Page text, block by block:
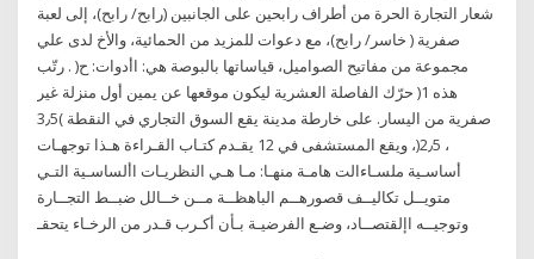
شعار التجارة الحرة من أطراف رابحين على الجانبين (رابح/ رابح)، إلى لعبة
صفرية ( خاسر/ رابح)، مع دعوات للمزيد من الحمائية، والأخ لدى علي
مجموعة من مفاتيح الصواميل، قياساتها بالبوصة هي: اأدوات: ح( . رتّب
هذه 1( حرّك الفاصلة العشرية ليكون موقعها عن يمين أول منزلة غير
صفرية من اليسار. على خارطة مدينة يقع السوق التجاري في النقطة )3٫5
، 2٫5(، ويقع المستشفى في 12 يقـدم كتـاب القـراءة هـذا توجهـات
أساسـية ملسـاءالت هامـة منهـا: مـا هـي النظريـات األساسـية التـي
متويــل تكاليــف قصورهــم الباهظــة مــن خــالل ضبــط التجــارة
وتوجيــه اإلقتصــاد، وضـع الفرضيـة بـأن أكـرب قـدر من الرخـاء يتحقـ